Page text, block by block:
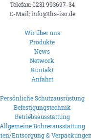
Telefax: 0231 993697-34
E-Mail: info@ths-iso.de
Wir über uns
Produkte
News
Network
Kontakt
Anfahrt
Persönliche Schutzausrüstung
Befestigungstechnik
Betriebsausstattung
Allgemeine Bohrerausstattung
Entsorgung &